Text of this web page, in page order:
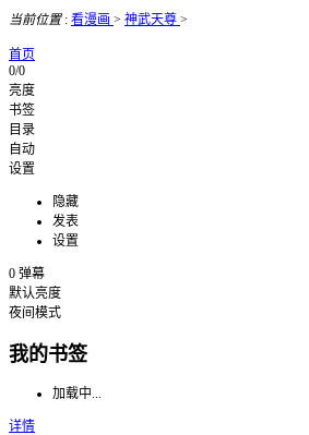
当前位置: 看漫画 > 神武天尊 >
首页
0/0
亮度
书签
目录
自动
设置
隐藏
发表
设置
0 弹幕
默认亮度
夜间模式
我的书签
加载中...
详情